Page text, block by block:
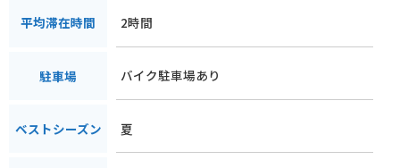
平均滞在時間 2時間
駐車場 バイク駐車場あり
ベストシーズン 夏